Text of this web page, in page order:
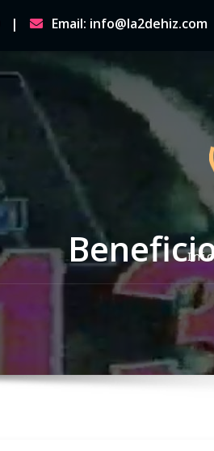
Email: info@la2dehiz.com
P
r
i
a
r